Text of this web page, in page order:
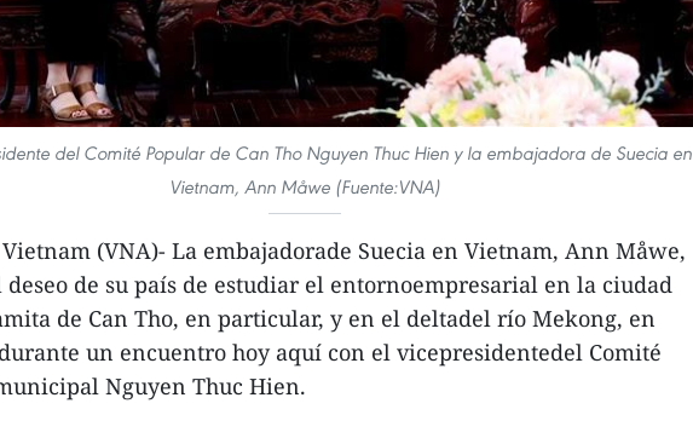
del Comité Popular de Can Tho Nguyen Thuc Hien y la embajadora de Suecia en
Vietnam, Ann Måwe (Fuente:VNA)
Vietnam (VNA)- La embajadorade Suecia en Vietnam, Ann Måwe,
deseo de su país de estudiar el entornoempresarial en la ciudad
de Can Tho, en particular, y en el deltadel río Mekong, en
un encuentro hoy aquí con el vicepresidentedel Comité
Nguyen Thuc Hien.